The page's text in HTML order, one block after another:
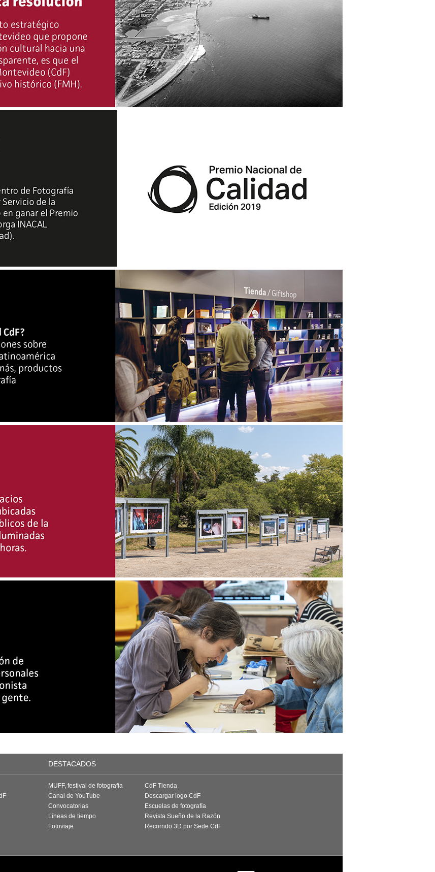
DESTACADOS
MUFF, festival de fotografía
Canal de YouTube
Convocatorias
Líneas de tiempo
Fotoviaje
CdF Tienda
Descargar logo CdF
Escuelas de fotografía
Revista Sueño de la Razón
Recorrido 3D por Sede CdF